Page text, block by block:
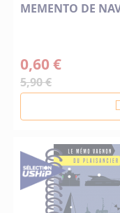
MEMENTO DE
0,60 €
5,90 €